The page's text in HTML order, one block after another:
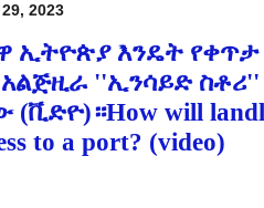
2023
ኢትዮጵያ እንዴት
''ኢንሳይድ ስቶሪ''
will
to a port? (video)